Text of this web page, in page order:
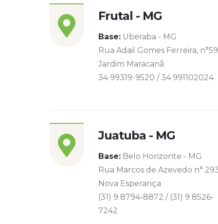
Frutal - MG
Base: Uberaba - MG
Rua Adail Gomes Ferreira,
Jardim Maracanã
34 99319-9520 / 34 991102024
Juatuba - MG
Base: Belo Horizonte - MG
Rua Marcos de Azevedo n°
Nova Esperança
(31) 9 8794-8872 / (31) 9 8526-
7242